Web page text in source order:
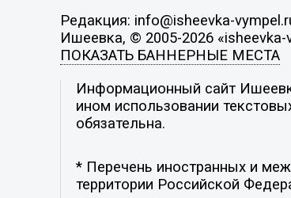
Редакция: info@isheevka-
Ишеевка, © 2005-2026 «isheevka-
ПОКАЗАТЬ БАННЕРНЫЕ МЕСТА
Информационный сайт
ином использовании
обязательна.
* Перечень иностранных и
территории Российской